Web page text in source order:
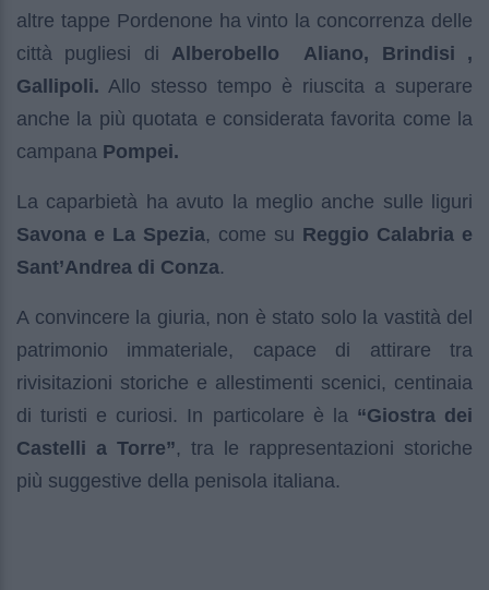
altre tappe Pordenone ha vinto la concorrenza delle
città pugliesi di Alberobello
Aliano, Brindisi ,
Gallipoli. Allo stesso tempo è riuscita a superare
anche la più quotata e considerata favorita come la
campana Pompei.
La caparbietà ha avuto la meglio anche sulle liguri
Savona e La Spezia, come su Reggio Calabria e
Sant’Andrea di Conza.
A convincere la giuria, non è stato solo la vastità del
patrimonio immateriale, capace di attirare tra
rivisitazioni storiche e allestimenti scenici, centinaia
di turisti e curiosi. In particolare è la “Giostra dei
Castelli a Torre”, tra le rappresentazioni storiche
più suggestive della penisola italiana.